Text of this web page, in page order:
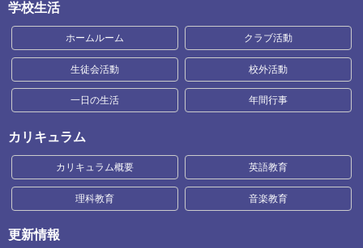
学校生活
ホームルーム クラブ活動
生徒会活動 校外活動
一日の生活 年間行事
カリキュラム
カリキュラム概要 英語教育
理科教育 音楽教育
更新情報